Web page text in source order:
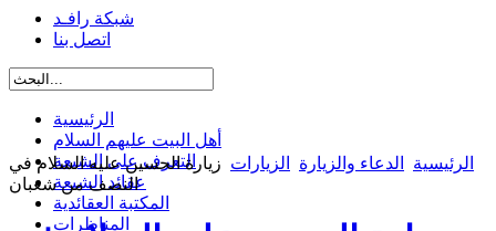
شبكة رافـد
اتصل بنا
الرئيسية
أهل البيت عليهم السلام
التعرف على الشيعة
عقائد الشيعة
المكتبة العقائدية
المناظرات
الرئيسية الدعاء والزيارة الزيارات زيارة الحسين عليه السلام في
النصف من شعبان